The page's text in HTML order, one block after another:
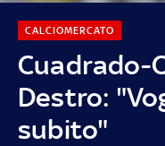
Cuadrado-
Destro:
subito"
CALCIOMERCATO